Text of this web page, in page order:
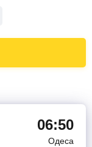
06:50
Одеса